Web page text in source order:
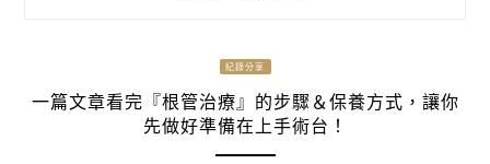
紀錄分享
一篇文章看完『根管治療』的步驟＆保養方式，讓你
先做好準備在上手術台！